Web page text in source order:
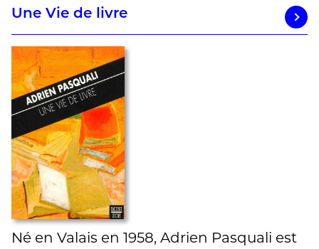
Une Vie de livre
Né en Valais en 1958, Adrien Pasquali est